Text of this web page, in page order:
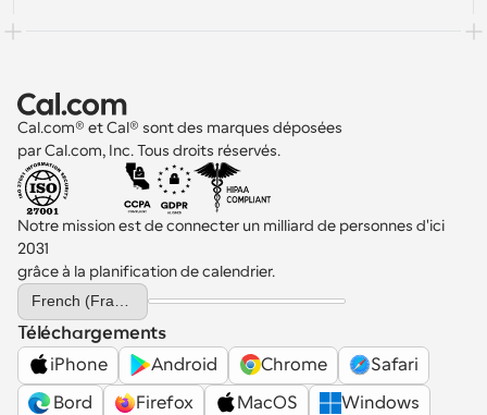
Cal.com® et Cal® sont des marques déposées
par Cal.com, Inc. Tous droits réservés.
Notre mission est de connecter un milliard de personnes d'ici
2031
grâce à la planification de calendrier.
Select Language
French (France)
Téléchargements
iPhone
Android Chrome
Safari
Bord
Firefox MacOS
Windows